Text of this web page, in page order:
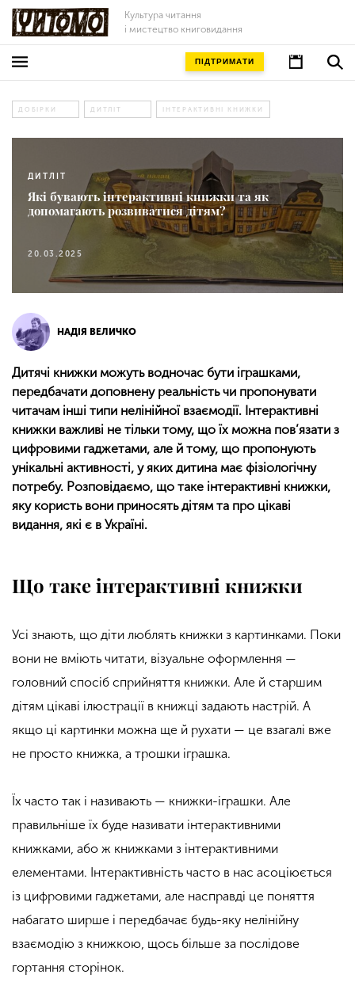
Культура читання
і мистецтво книговидання
ПІДТРИМАТИ
ДОБІРКИ ДИТЛІТ ІНТЕРАКТИВНІ КНИЖКИ
ДИТЛІТ
Які бувають інтерактивні книжки та як
допомагають розвиватися дітям?
20.03.2025
НАДІЯ ВЕЛИЧКО
Дитячі книжки можуть водночас бути іграшками,
передбачати доповнену реальність чи пропонувати
читачам інші типи нелінійної взаємодії. Інтерактивні
книжки важливі не тільки тому, що їх можна пов’язати з
цифровими гаджетами, але й тому, що пропонують
унікальні активності, у яких дитина має фізіологічну
потребу. Розповідаємо, що таке інтерактивні книжки,
яку користь вони приносять дітям та про цікаві
видання, які є в Україні.
Що таке інтерактивні книжки
Усі знають, що діти люблять книжки з картинками. Поки
вони не вміють читати, візуальне оформлення —
головний спосіб сприйняття книжки. Але й старшим
дітям цікаві ілюстрації в книжці задають настрій. А
якщо ці картинки можна ще й рухати — це взагалі вже
не просто книжка, а трошки іграшка.
Їх часто так і називають ­— книжки-іграшки. Але
правильніше їх буде називати інтерактивними
книжками, або ж книжками з інтерактивними
елементами. Інтерактивність часто в нас асоціюється
із цифровими гаджетами, але насправді це поняття
набагато ширше і передбачає будь-яку нелінійну
взаємодію з книжкою, щось більше за послідове
гортання сторінок.